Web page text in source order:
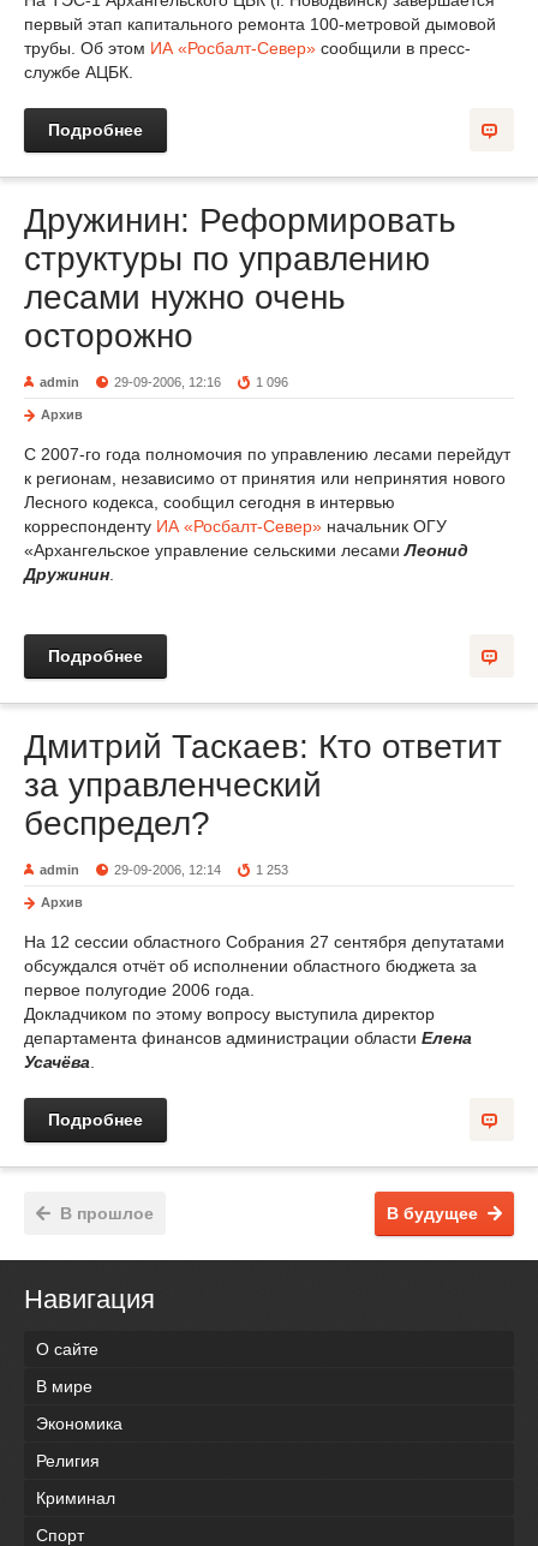
первый этап капитального ремонта 100-метровой дымовой
трубы. Об этом ИА «Росбалт-Север» сообщили в пресс-
службе АЦБК.
Подробнее
Дружинин: Реформировать
структуры по управлению
лесами нужно очень
осторожно
admin 29-09-2006, 12:16 1 096
Архив
С 2007-го года полномочия по управлению лесами перейдут
к регионам, независимо от принятия или непринятия нового
Лесного кодекса, сообщил сегодня в интервью
корреспонденту ИА «Росбалт-Север» начальник ОГУ
«Архангельское управление сельскими лесамиЛеонид
Дружинин
Подробнее
Дмитрий Таскаев: Кто ответит
за управленческий
беспредел?
admin 29-09-2006, 12:14 1 253
Архив
На 12 сессии областного Собрания 27 сентября депутатами
обсуждался отчёт об исполнении областного бюджета за
первое полугодие 2006 года.
Докладчиком по этому вопросу выступила директор
департамента финансов администрации области Елена
Усачёва
Подробнее
В будущее
В прошлое
Навигация
О сайте
В мире
Экономика
Религия
Криминал
Спорт